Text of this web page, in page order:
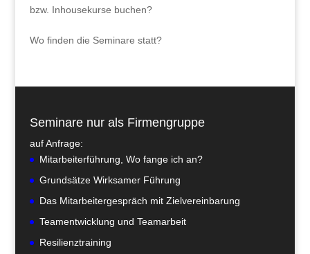
bzw. Inhousekurse buchen?
Wo finden die Seminare statt?
Seminare nur als Firmengruppe
auf Anfrage:
Mitarbeiterführung, Wo fange ich an?
Grundsätze Wirksamer Führung
Das Mitarbeitergespräch mit Zielvereinbarung
Teamentwicklung und Teamarbeit
Resilienztraining